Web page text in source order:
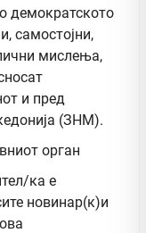
демократското
самостојни,
мислења,
и пред
(ЗНМ).
орган
ка е
новинар(к)и